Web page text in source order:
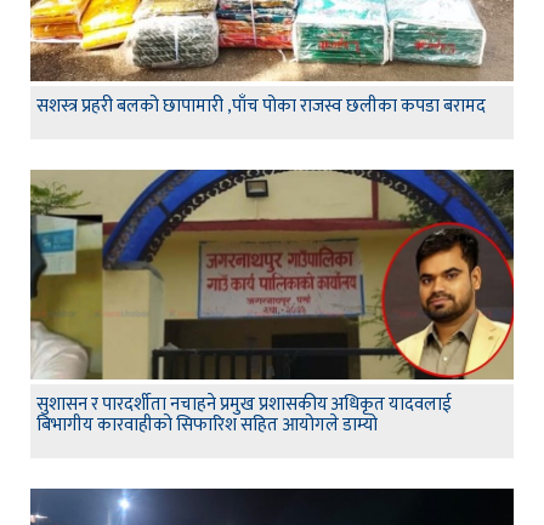
सशस्त्र प्रहरी बलको छापामारी ,पाँच पोका राजस्व छलीका कपडा बरामद
सुशासन र पारदर्शीता नचाहने प्रमुख प्रशासकीय अधिकृत यादवलाई
बिभागीय कारवाहीको सिफारिश सहित आयोगले डाम्यो